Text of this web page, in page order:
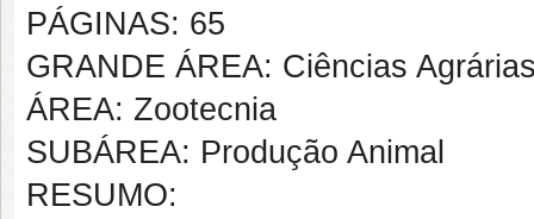
PÁGINAS: 65
GRANDE ÁREA: Ciências
ÁREA: Zootecnia
SUBÁREA: Produção Animal
RESUMO: